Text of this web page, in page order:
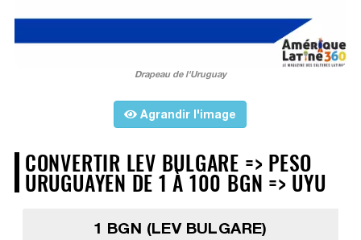
Drapeau de l'Uruguay
Agrandir l'image
CONVERTIR LEV BULGARE => PESO
URUGUAYEN DE 1 À 100 BGN => UYU
1 BGN (LEV BULGARE)